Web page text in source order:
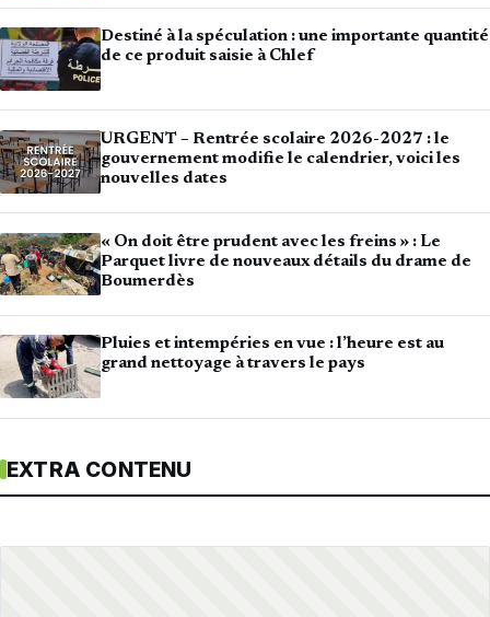
Destiné à la spéculation : une importante quantité
de ce produit saisie à Chlef
URGENT – Rentrée scolaire 2026-2027 : le
gouvernement modifie le calendrier, voici les
nouvelles dates
« On doit être prudent avec les freins » : Le
Parquet livre de nouveaux détails du drame de
Boumerdès
Pluies et intempéries en vue : l’heure est au
grand nettoyage à travers le pays
EXTRA CONTENU